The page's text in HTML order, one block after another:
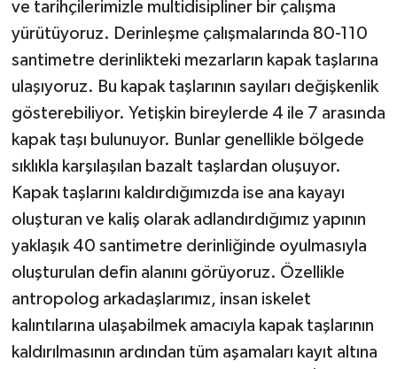
ve tarihçilerimizle multidisipliner bir çalışma
yürütüyoruz. Derinleşme çalışmalarında 80-110
santimetre derinlikteki mezarların kapak taşlarına
ulaşıyoruz. Bu kapak taşlarının sayıları değişkenlik
gösterebiliyor. Yetişkin bireylerde 4 ile 7 arasında
kapak taşı bulunuyor. Bunlar genellikle bölgede
sıklıkla karşılaşılan bazalt taşlardan oluşuyor.
Kapak taşlarını kaldırdığımızda ise ana kayayı
oluşturan ve kaliş olarak adlandırdığımız yapının
yaklaşık 40 santimetre derinliğinde oyulmasıyla
oluşturulan defin alanını görüyoruz. Özellikle
antropolog arkadaşlarımız, insan iskelet
kalıntılarına ulaşabilmek amacıyla kapak taşlarının
kaldırılmasının ardından tüm aşamaları kayıt altına